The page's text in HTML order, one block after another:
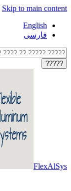
Skip to main content
English
فارسی
?????
FlexAlSys